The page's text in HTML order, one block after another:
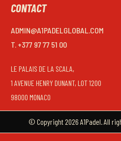
CONTACT
ADMIN@A1PADELGLOBAL.COM
T. +377 97 77 51 00
LE PALAIS DE LA SCALA,
1 AVENUE HENRY DUNANT, LOT 1200
98000 MONACO
© Copyright 2026 A1Padel. All